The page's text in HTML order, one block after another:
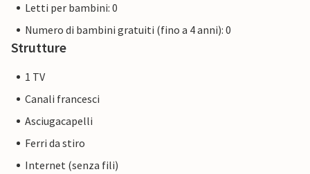
Letti per bambini: 0
Numero di bambini gratuiti (fino a 4 anni): 0
Strutture
1 TV
Canali francesci
Asciugacapelli
Ferri da stiro
Internet (senza fili)